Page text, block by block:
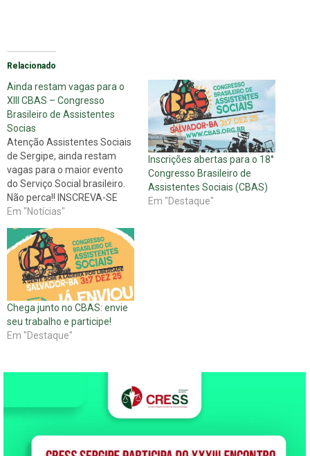
Relacionado
Ainda restam vagas para o
XIII CBAS – Congresso
Brasileiro de Assistentes
Socias
Atenção Assistentes Sociais
de Sergipe, ainda restam
vagas para o maior evento
do Serviço Social brasileiro.
Não perca!! INSCREVA-SE
AQUI
Em "Notícias"
Inscrições abertas para o 18°
Congresso Brasileiro de
Assistentes Sociais (CBAS)
Em "Destaque"
Chega junto no CBAS: envie
seu trabalho e participe!
Em "Destaque"